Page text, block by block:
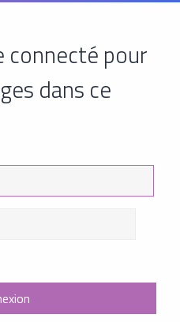
connecté pour
dans ce